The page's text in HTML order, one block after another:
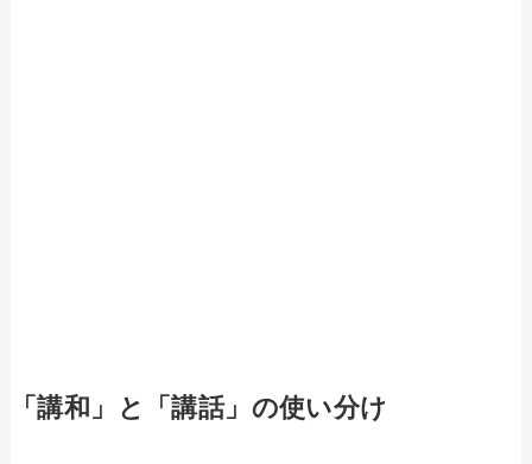
「講和」と「講話」の使い分け